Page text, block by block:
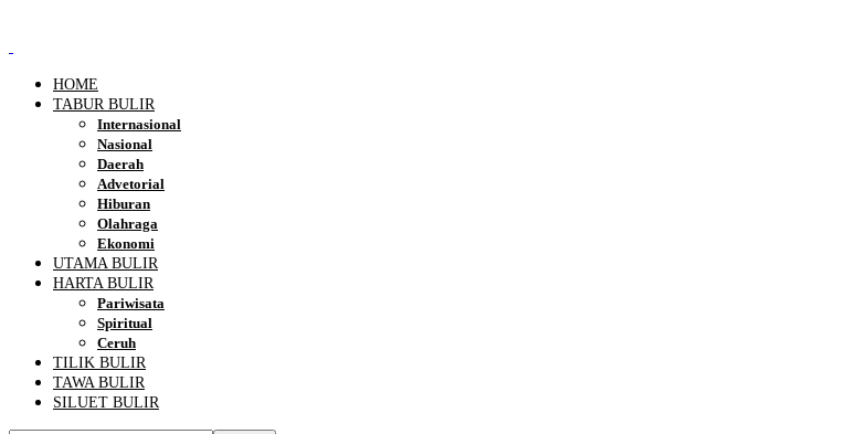
HOME
TABUR BULIR
Internasional
Nasional
Daerah
Advetorial
Hiburan
Olahraga
Ekonomi
UTAMA BULIR
HARTA BULIR
Pariwisata
Spiritual
Ceruh
TILIK BULIR
TAWA BULIR
SILUET BULIR